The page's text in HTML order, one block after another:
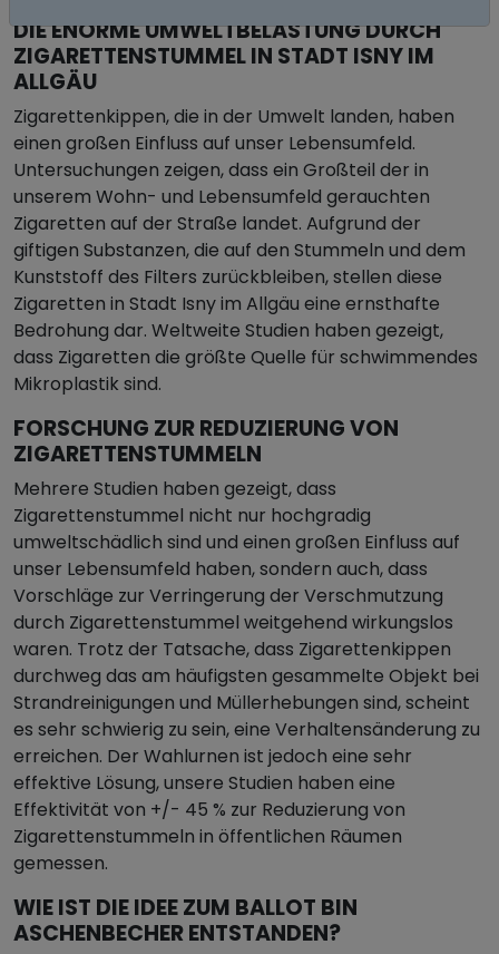
DIE ENORME UMWELTBELASTUNG DURCH
ZIGARETTENSTUMMEL IN STADT ISNY IM
ALLGÄU
Zigarettenkippen, die in der Umwelt landen, haben
einen großen Einfluss auf unser Lebensumfeld.
Untersuchungen zeigen, dass ein Großteil der in
unserem Wohn- und Lebensumfeld gerauchten
Zigaretten auf der Straße landet. Aufgrund der
giftigen Substanzen, die auf den Stummeln und dem
Kunststoff des Filters zurückbleiben, stellen diese
Zigaretten in Stadt Isny im Allgäu eine ernsthafte
Bedrohung dar. Weltweite Studien haben gezeigt,
dass Zigaretten die größte Quelle für schwimmendes
Mikroplastik sind.
FORSCHUNG ZUR REDUZIERUNG VON
ZIGARETTENSTUMMELN
Mehrere Studien haben gezeigt, dass
Zigarettenstummel nicht nur hochgradig
umweltschädlich sind und einen großen Einfluss auf
unser Lebensumfeld haben, sondern auch, dass
Vorschläge zur Verringerung der Verschmutzung
durch Zigarettenstummel weitgehend wirkungslos
waren. Trotz der Tatsache, dass Zigarettenkippen
durchweg das am häufigsten gesammelte Objekt bei
Strandreinigungen und Müllerhebungen sind, scheint
es sehr schwierig zu sein, eine Verhaltensänderung zu
erreichen. Der Wahlurnen ist jedoch eine sehr
effektive Lösung, unsere Studien haben eine
Effektivität von +/- 45 % zur Reduzierung von
Zigarettenstummeln in öffentlichen Räumen
gemessen.
WIE IST DIE IDEE ZUM BALLOT BIN
ASCHENBECHER ENTSTANDEN?